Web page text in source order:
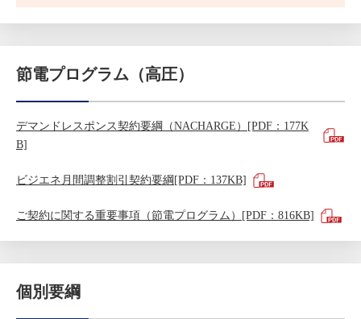
節電プログラム（高圧）
デマンドレスポンス契約要綱（NACHARGE）[PDF：177K
B]
ビジエネ月間調整割引契約要綱[PDF：137KB]
ご契約に関する重要事項（節電プログラム）[PDF：816KB]
個別要綱